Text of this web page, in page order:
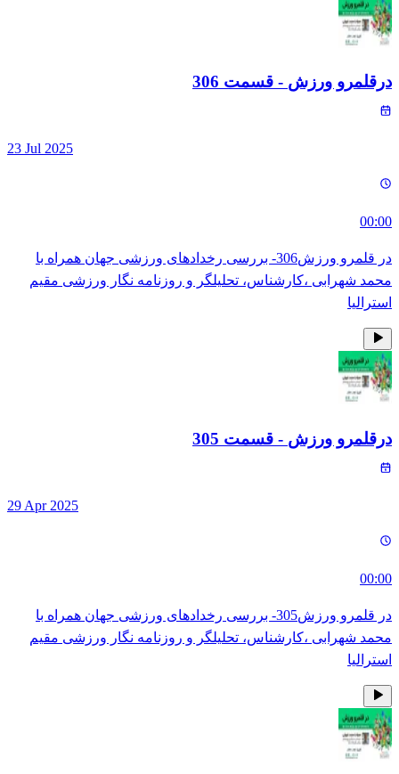
درقلمرو ورزش - قسمت 306
23 Jul 2025
00:00
در قلمرو ورزش306- بررسی رخدادهای ورزشی جهان همراه با
محمد شهرابی ،کارشناس، تحلیلگر و روزنامه نگار ورزشی مقیم
استرالیا
درقلمرو ورزش - قسمت 305
29 Apr 2025
00:00
در قلمرو ورزش305- بررسی رخدادهای ورزشی جهان همراه با
محمد شهرابی ،کارشناس، تحلیلگر و روزنامه نگار ورزشی مقیم
استرالیا